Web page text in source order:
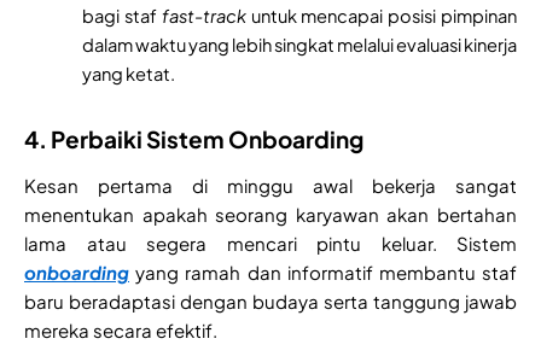
bagi staf fast-trackuntuk mencapai posisi pimpinan
dalam waktu yang lebih singkat melalui evaluasi kinerja
yang ketat.
4. Perbaiki Sistem Onboarding
Kesan pertama di minggu awal bekerja sangat
menentukan apakah seorang karyawan akan bertahan
lama atau segera mencari pintu keluar. Sistem
onboarding yang ramah dan informatif membantu staf
baru beradaptasi dengan budaya serta tanggung jawab
mereka secara efektif.